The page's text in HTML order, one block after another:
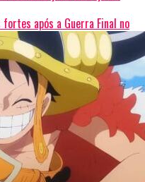
após a Guerra Final no